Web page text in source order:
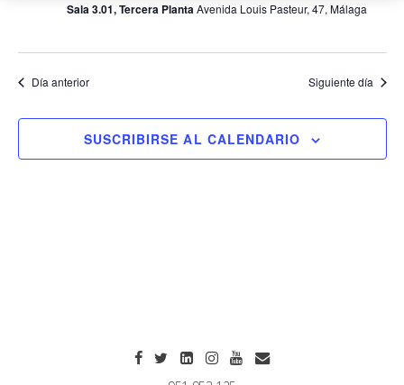
Sala 3.01, Tercera PlantaAvenida Louis Pasteur, 47, Málaga
Día anterior Siguiente día
SUSCRIBIRSE AL CALENDARIO